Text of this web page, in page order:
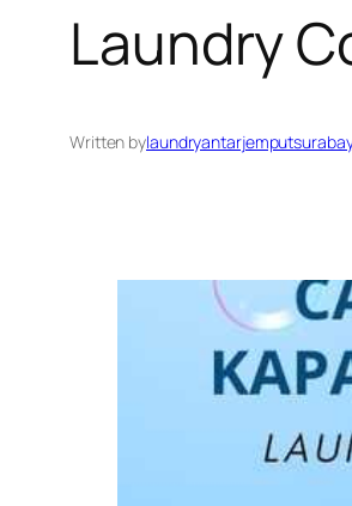
Laundry
Written by